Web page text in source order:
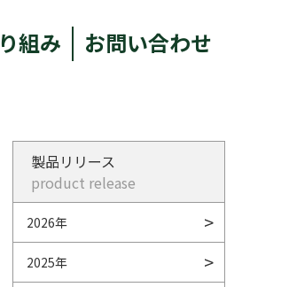
組み お問い合わせ
製品リリース
product release
2026年
2025年